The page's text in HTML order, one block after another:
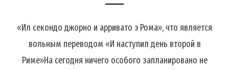
«Ил секондо джорно и арривато э Рома», что является
вольным переводом «И наступил день второй в
Риме»На сегодня ничего особого запланировано не